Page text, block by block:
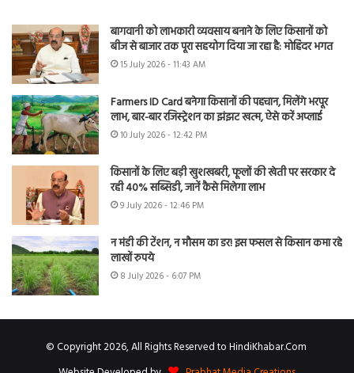
बागवानी को लाभकारी व्यवसाय बनाने के लिए किसानों को
बीज से बाजार तक पूरा सहयोग दिया जा रहा है: मोहिंदर भगत
15 July 2026 - 11:43 AM
Farmers ID Card बनेगा किसानों की पहचान, मिलेंगे भरपूर
लाभ, बार-बार रजिस्ट्रेशन का झंझट खत्म, ऐसे करें अप्लाई
10 July 2026 - 12:42 PM
किसानों के लिए बड़ी खुशखबरी, फूलों की खेती पर सरकार दे
रही 40% सब्सिडी, जानें कैसे मिलेगा लाभ
9 July 2026 - 12:46 PM
न मंडी की टेंशन, न मौसम का डर! इस फसल से किसान कमा रहे
लाखों रुपये
8 July 2026 - 6:07 PM
© Copyright 2026, All Rights Reserved to HindiKhabar.Com